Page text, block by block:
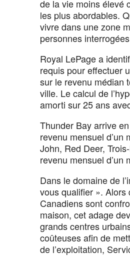
de la vie moins élevé
les plus abordables.
vivre dans une zone
personnes
Royal LePage a
requis pour effectuer
sur le revenu médian
ville. Le calcul de
amorti sur 25 ans
Thunder Bay arrive
revenu mensuel
John, Red Deer,
revenu mensuel
Dans le domaine de
vous qualifier ». Alors
Canadiens sont
maison, cet adage
grands centres
coûteuses afin de
de l’exploitation,